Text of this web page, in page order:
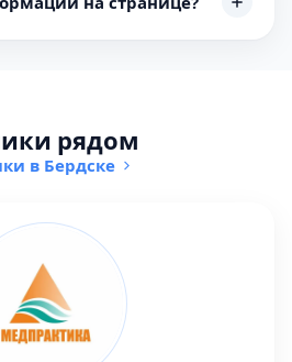
рядом
в Бердске